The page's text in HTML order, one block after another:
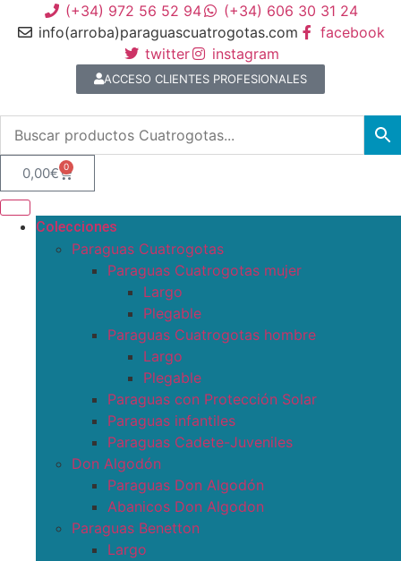
(+34) 972 56 52 94
(+34) 606 30 31 24
info(arroba)paraguascuatrogotas.com
facebook
twitter
instagram
ACCESO CLIENTES PROFESIONALES
0,00€ 0
Colecciones
Paraguas Cuatrogotas
Paraguas Cuatrogotas mujer
Largo
Plegable
Paraguas Cuatrogotas hombre
Largo
Plegable
Paraguas con Protección Solar
Paraguas infantiles
Paraguas Cadete-Juveniles
Don Algodón
Paraguas Don Algodón
Abanicos Don Algodon
Paraguas Benetton
Largo